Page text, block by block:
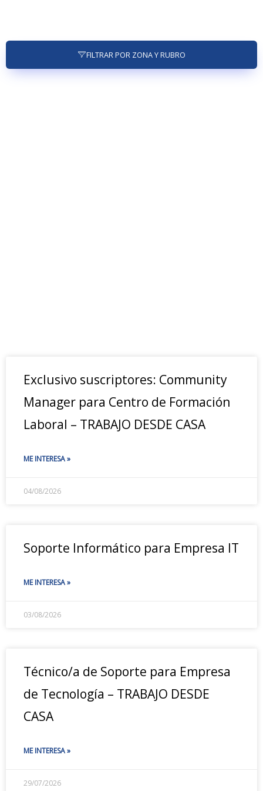
FILTRAR POR ZONA Y RUBRO
Exclusivo suscriptores: Community
Manager para Centro de Formación
Laboral – TRABAJO DESDE CASA
ME INTERESA »
04/08/2026
Soporte Informático para Empresa IT
ME INTERESA »
03/08/2026
Técnico/a de Soporte para Empresa
de Tecnología – TRABAJO DESDE
CASA
ME INTERESA »
29/07/2026